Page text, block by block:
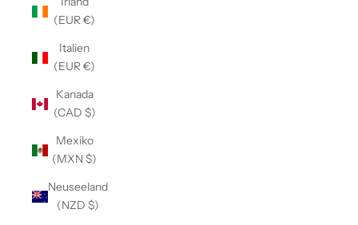
(EUR €)
Italien
(EUR €)
Kanada
(CAD $)
Mexiko
(MXN $)
Neuseeland
(NZD $)